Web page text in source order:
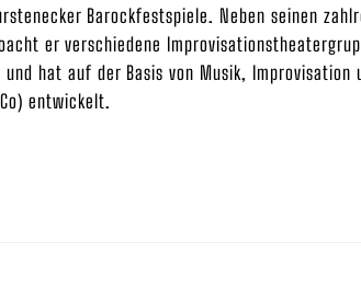
Barockfestspiele. Neben seinen
er verschiedene
hat auf der Basis von Musik, Improvisation
entwickelt.